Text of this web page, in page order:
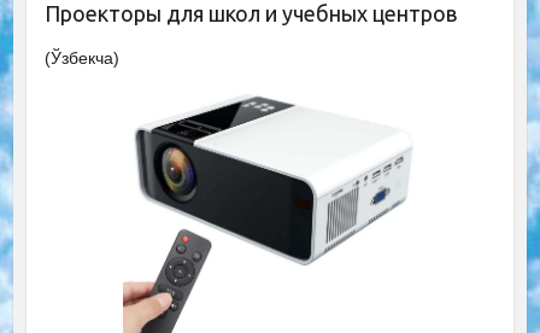
Проекторы для школ и учебных центров
(Ўзбекча)